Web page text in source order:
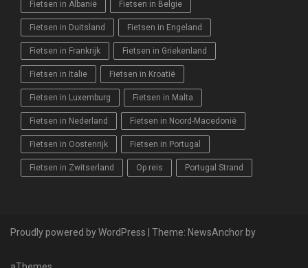
Fietsen in Albanië Fietsen in Belgie
Fietsen in Duitsland Fietsen in Engeland
Fietsen in Frankrijk Fietsen in Griekenland
Fietsen in Italie Fietsen in Kroatië
Fietsen in Luxemburg Fietsen in Malta
Fietsen in Nederland Fietsen in Noord-Macedonië
Fietsen in Oostenrijk Fietsen in Portugal
Fietsen in Zwitserland Op reis Portugal Strand
Proudly powered by WordPress | Theme: NewsAnchorby